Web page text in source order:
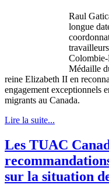
Raul
longue
travailleurs
Médaille
reine Elizabeth II en
engagement exceptionnels
migrants au Canada.
Lire la suite...
Les TUAC
sur la situation